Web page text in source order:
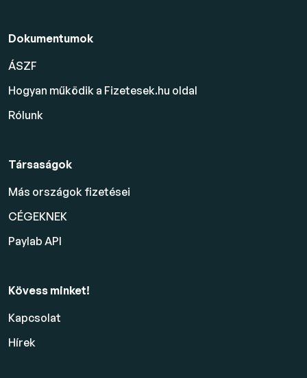
Dokumentumok
ÁSZF
Hogyan működik a Fizetesek.hu oldal
Rólunk
Társaságok
Más országok fizetései
CÉGEKNEK
Paylab API
Kövess minket!
Kapcsolat
Hírek